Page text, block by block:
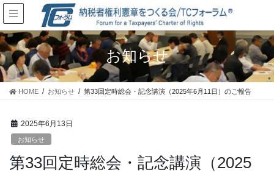
お知らせ
HOME お知らせ 第33回定時総会・記念講演（2025年6月11日）のご報告
2025年6月13日
お知らせ
第33回定時総会・記念講演（2025